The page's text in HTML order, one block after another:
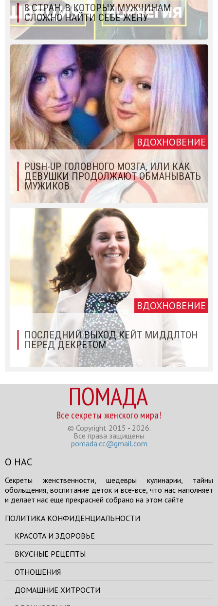
8 СТРАН, В КОТОРЫХ МУЖЧИНАМ
СЛОЖНО НАЙТИ СЕБЕ ЖЕНУ
ВДОХНОВЕНИЕ
PUSH-UP ГОЛОВНОГО МОЗГА, ИЛИ КАК
ДЕВУШКИ ПРОДОЛЖАЮТ ОБМАНЫВАТЬ
МУЖИКОВ
ВДОХНОВЕНИЕ
ПОСЛЕДНИЙ ВЫХОД КЕЙТ МИДДЛТОН
ПЕРЕД ДЕКРЕТОМ
ПОМАДА
Все секреты женского мира!
© Copyright 2015 - 2026.
Все права защищены
pomada.cc@gmail.com
О НАС
Секреты женственности, шедевры кулинарии, тайны
обольщения, воспитание деток и все-все, что нас наполняет
и делает нас еще прекрасней собрано на этом сайте
ПОЛИТИКА КОНФИДЕНЦИАЛЬНОСТИ
КРАСОТА И ЗДОРОВЬЕ
ВКУСНЫЕ РЕЦЕПТЫ
ОТНОШЕНИЯ
ДОМАШНИЕ ХИТРОСТИ